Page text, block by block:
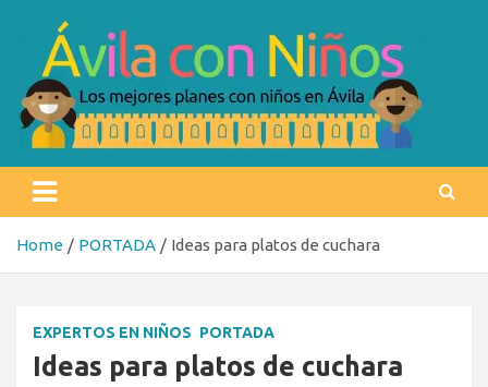
content
Ávila con niños
Home PORTADA Ideas para platos de cuchara
EXPERTOS EN NIÑOS PORTADA
Ideas para platos de cuchara